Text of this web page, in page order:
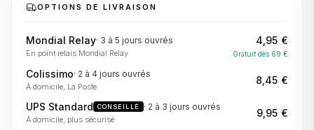
OPTIONS DE LIVRAISON
Mondial Relay· 3 à 5 jours ouvrés
En point relais Mondial Relay
4,95 €
Gratuit dès 69 €
Colissimo· 2 à 4 jours ouvrés
À domicile, La Poste
8,45 €
UPS Standard CONSEILLÉ · 2 à 3 jours ouvrés
À domicile, plus sécurisé
9,95 €